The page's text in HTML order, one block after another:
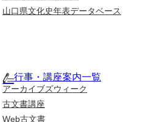
山口県文化史年表データベース
行事・講座案内一覧
アーカイブズウィーク
古文書講座
Web古文書